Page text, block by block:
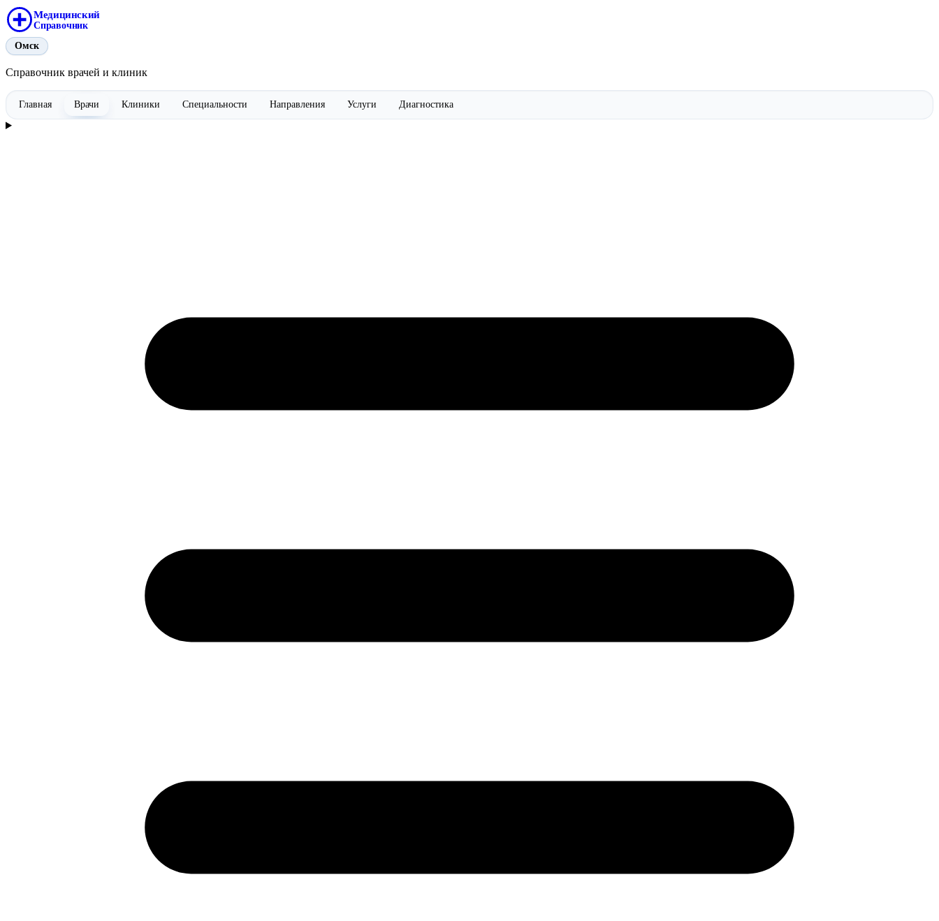
Медицинский
Справочник
Омск
Справочник врачей и клиник
Главная Врачи Клиники Специальности Направления Услуги Диагностика